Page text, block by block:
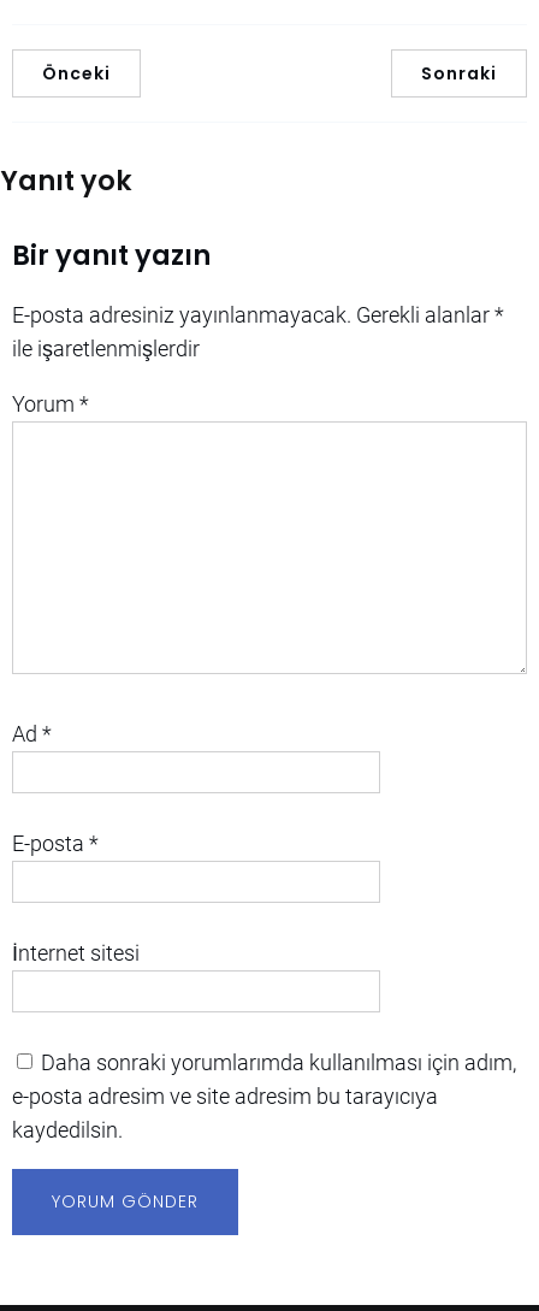
Önceki Sonraki
Yanıt yok
Bir yanıt yazın
E-posta adresiniz yayınlanmayacak. Gerekli alanlar*
ile işaretlenmişlerdir
Yorum *
Ad *
E-posta *
İnternet sitesi
Daha sonraki yorumlarımda kullanılması için adım,
e-posta adresim ve site adresim bu tarayıcıya
kaydedilsin.